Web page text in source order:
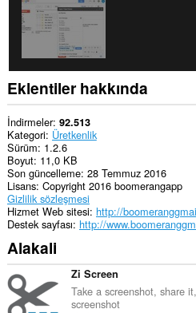
Eklentiler hakkında
İndirmeler 92.513
Kategori Üretkenlik
Sürüm 1.2.6
Boyut 11,0 KB
Son güncelleme 28 Temmuz 2016
Lisans Copyright 2016 boomerangapp
Gizlilik sözleşmesi
Hizmet Web sitesi http://
Destek sayfası http://
Alakali
Zi Screen
Take a screenshot, share
screenshot